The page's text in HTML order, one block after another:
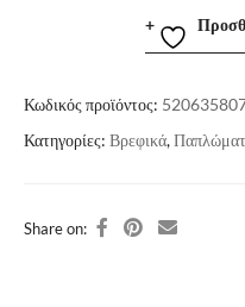
Κωδικός προϊόντος:
Κατηγορίες: Βρεφικά,
Share on: